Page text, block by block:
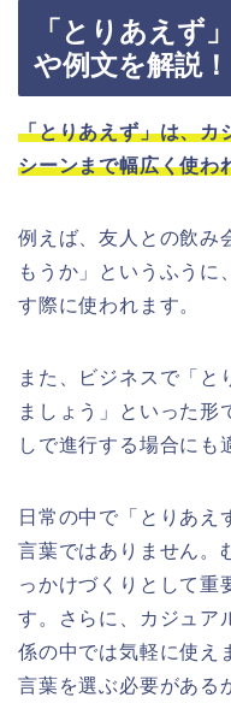
「とりあえず
や例文を解説！
「とりあえず」は、カ
シーンまで幅広く使わ
例えば、友人との飲み
もうか」というふうに
す際に使われます。
また、ビジネスで「と
ましょう」といった形
しで進行する場合にも
日常の中で「とりあえ
言葉ではありません。
っかけづくりとして重
す。さらに、カジュア
係の中では気軽に使え
言葉を選ぶ必要がある